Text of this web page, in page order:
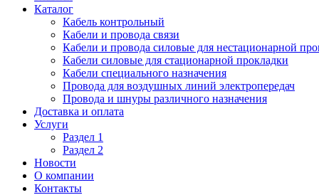
Каталог
Кабель контрольный
Кабели и провода связи
Кабели и провода силовые для нестационарной
Кабели силовые для стационарной прокладки
Кабели специального назначения
Провода для воздушных линий электропередач
Провода и шнуры различного назначения
Доставка и оплата
Услуги
Раздел 1
Раздел 2
Новости
О компании
Контакты